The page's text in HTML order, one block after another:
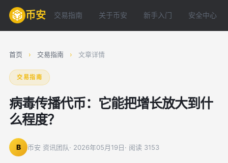
币安 交易指南 关于币安 新手入门 安全中心
首页 › 交易指南 › 文章详情
交易指南
病毒传播代币：它能把增长放大到什
么程度？
B 币安 资讯团队· 2026年05月19日· 阅读 3153